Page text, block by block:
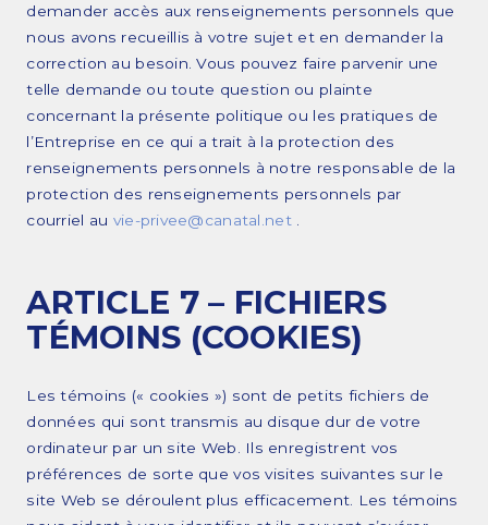
demander accès aux renseignements personnels que
nous avons recueillis à votre sujet et en demander la
correction au besoin. Vous pouvez faire parvenir une
telle demande ou toute question ou plainte
concernant la présente politique ou les pratiques de
l’Entreprise en ce qui a trait à la protection des
renseignements personnels à notre responsable de la
protection des renseignements personnels par
courriel au vie-privee@canatal.net
ARTICLE 7 – FICHIERS
TÉMOINS (COOKIES)
Les témoins (« cookies ») sont de petits fichiers de
données qui sont transmis au disque dur de votre
ordinateur par un site Web. Ils enregistrent vos
préférences de sorte que vos visites suivantes sur le
site Web se déroulent plus efficacement. Les témoins